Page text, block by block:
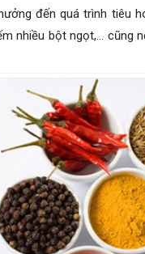
đến quá trình tiêu
nhiều bột ngọt,… cũng